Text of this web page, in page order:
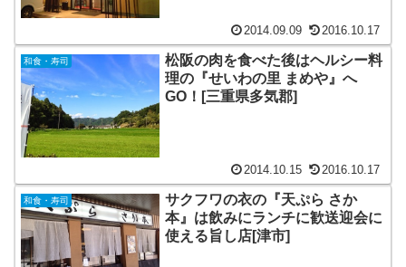
2014.09.09 2016.10.17
和食・寿司
松阪の肉を食べた後はヘルシー料
理の『せいわの里 まめや』へ
GO！[三重県多気郡]
2014.10.15 2016.10.17
和食・寿司
サクフワの衣の『天ぷら さか
本』は飲みにランチに歓送迎会に
使える旨し店[津市]